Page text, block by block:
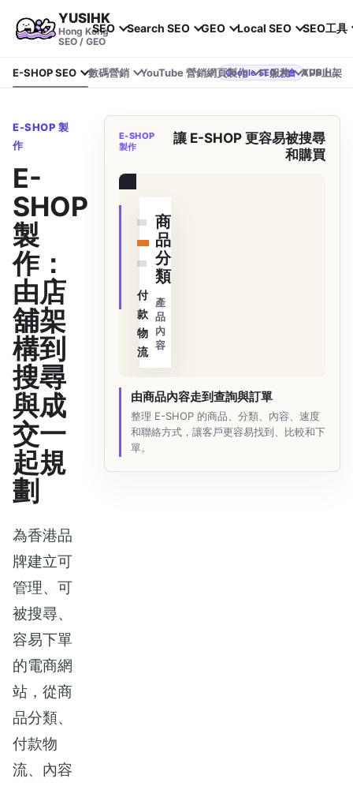
YUSIHK
Hong Kong
SEO / GEO
SEO Search SEO GEO Local SEO SEO工具
E-SHOP SEO 數碼營銷 YouTube 營銷網頁製作 IT服務 APP上架
Google SEO 大會 YUSIHK 近期參加 Google Search Central Live
E-SHOP 製
作
E-
SHOP
製
作：
由店
舖架
構到
搜尋
與成
交一
起規
劃
為香港品
牌建立可
管理、可
被搜尋、
容易下單
的電商網
站，從商
品分類、
付款物
流、內容
E-SHOP
製作
讓 E-SHOP 更容易被搜尋
和購買
商
品
分
類
產
品
內
容
付
款
物
流
由商品內容走到查詢與訂單
整理 E-SHOP 的商品、分類、內容、速度
和聯絡方式，讓客戶更容易找到、比較和下
單。